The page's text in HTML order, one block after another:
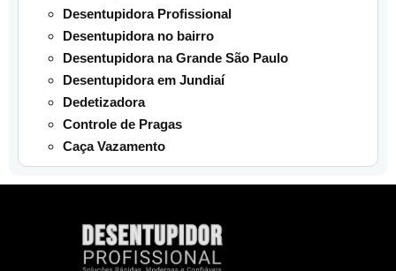
Desentupidora Profissional
Desentupidora no bairro
Desentupidora na Grande São Paulo
Desentupidora em Jundiaí
Dedetizadora
Controle de Pragas
Caça Vazamento